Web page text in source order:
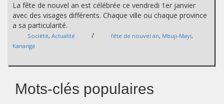
La fête de nouvel an est célébrée ce vendredi 1er janvier
avec des visages différents. Chaque ville ou chaque province
a sa particularité.
Société, Actualité / fête de nouvel an, Mbuji-Mayi,
Kananga
Mots-clés populaires